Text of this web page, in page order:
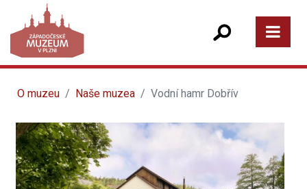
O muzeu Naše muzea Vodní hamr Dobřív